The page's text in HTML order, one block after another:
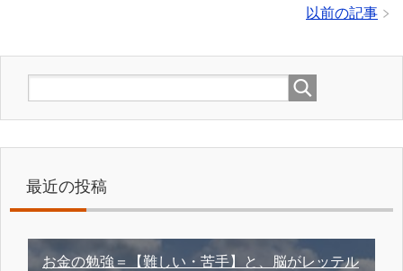
以前の記事
最近の投稿
お金の勉強＝【難しい・苦手】と、脳がレッテル